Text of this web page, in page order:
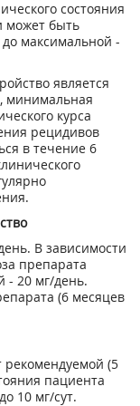
состояния
может быть
максимальной -
является
минимальная
курса
рецидивов
в течение 6
В зависимости
препарата
- 20 мг/день.
(6 месяцев
рекомендуемой (5
пациента
10 мг/сут.